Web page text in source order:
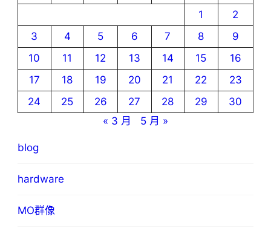
1
2
3
4 5 6 7 8
9
10
11 12 13 14 15
16
17
18 19 20 21 22
23
24
25 26 27 28 29
30
« 3 月
5 月 »
blog
hardware
MO群像